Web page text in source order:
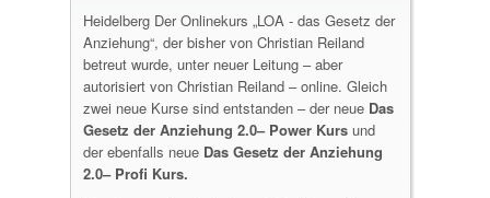
Heidelberg Der Onlinekurs „LOA - das Gesetz der
Anziehung“, der bisher von Christian Reiland
betreut wurde, unter neuer Leitung – aber
autorisiert von Christian Reiland – online. Gleich
zwei neue Kurse sind entstanden – der neue Das
Gesetz der Anziehung 2.0– Power Kurs und
der ebenfalls neue Das Gesetz der Anziehung
2.0– Profi Kurs.